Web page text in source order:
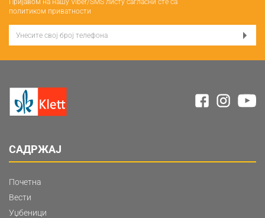
Пријавом на нашу Viber/SMS листу сагласни сте са
политиком приватности
САДРЖАЈ
Почетна
Вести
Уџбеници